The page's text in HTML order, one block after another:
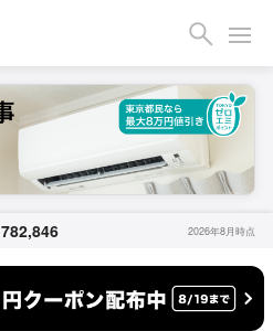
782,846 2026年8月時点